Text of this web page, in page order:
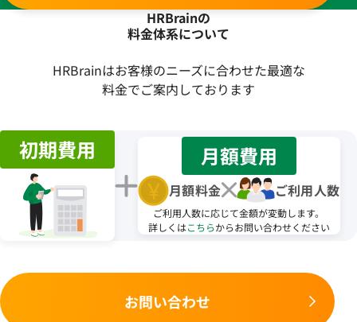
HRBrainの
料金体系について
HRBrainはお客様のニーズに合わせた最適な
料金でご案内しております
初期費用 月額費用
月額料金 ご利用人数
ご利用人数に応じて金額が変動します。
詳しくはこちらからお問い合わせください
お問い合わせ